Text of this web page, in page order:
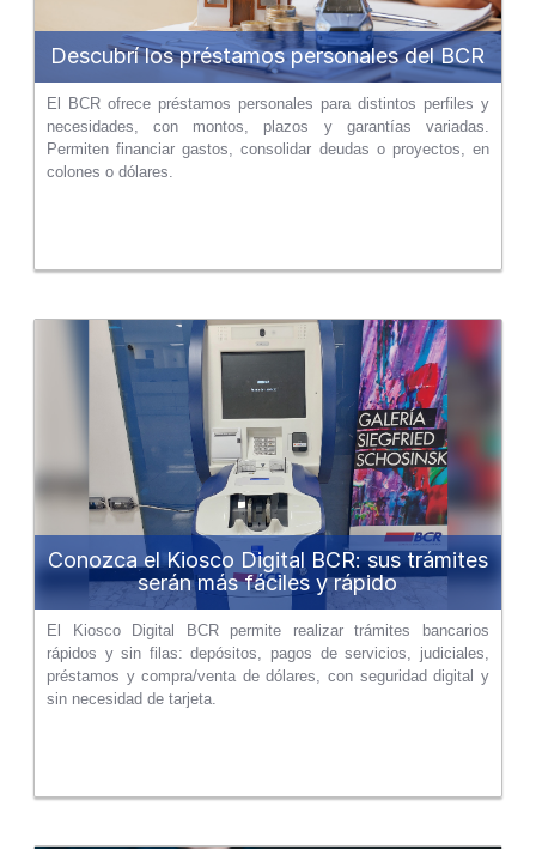
Descubrí los préstamos personales del BCR
El BCR ofrece préstamos personales para distintos perfiles y
necesidades, con montos, plazos y garantías variadas.
Permiten financiar gastos, consolidar deudas o proyectos, en
colones o dólares.
Conozca el Kiosco Digital BCR: sus trámites
serán más fáciles y rápido
El Kiosco Digital BCR permite realizar trámites bancarios
rápidos y sin filas: depósitos, pagos de servicios, judiciales,
préstamos y compra/venta de dólares, con seguridad digital y
sin necesidad de tarjeta.